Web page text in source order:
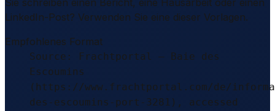
Sie schreiben einen Bericht, eine Hausarbeit oder einen
LinkedIn-Post? Verwenden Sie eine dieser Vorlagen.
Empfohlenes Format
Source: Frachtportal – Baie des
Escoumins
(https://www.frachtportal.com/de/
des-escoumins-port-3281), accessed